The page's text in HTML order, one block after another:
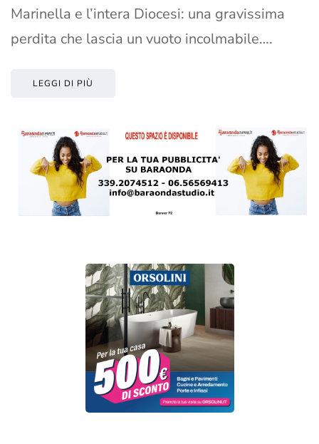
Marinella e l’intera Diocesi: una gravissima
perdita che lascia un vuoto incolmabile….
LEGGI DI PIÙ